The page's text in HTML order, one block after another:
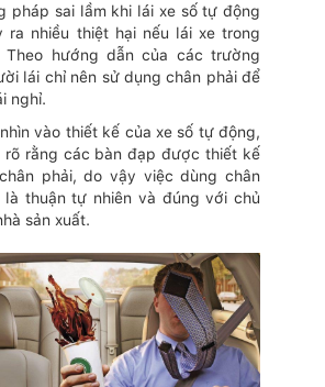
pháp sai lầm khi lái xe số tự động
ra nhiều thiệt hại nếu lái xe trong
hướng dẫn của các trường
lái chỉ nên sử dụng chân phải để
nghỉ.
vào thiết kế của xe số tự động,
rõ rằng các bàn đạp được thiết kế
phải, do vậy việc dùng chân
là thuận tự nhiên và đúng với chủ
sản xuất.